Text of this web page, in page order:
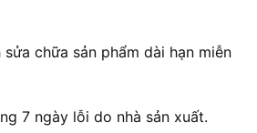
chữa sản phẩm dài hạn miễn
7 ngày lỗi do nhà sản xuất.